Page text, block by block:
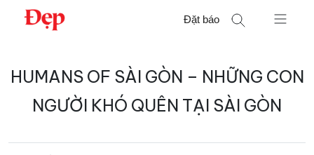
Chuyển
Đặt báo
kiếm
HUMANS OF SÀI GÒN – NHỮNG CON
NGƯỜI KHÓ QUÊN TẠI SÀI GÒN